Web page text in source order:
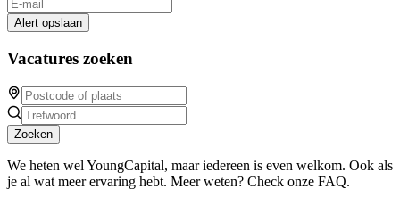
Alert opslaan
Vacatures zoeken
Zoeken
We heten wel YoungCapital, maar iedereen is even welkom. Ook als
je al wat meer ervaring hebt. Meer weten? Check onze FAQ.